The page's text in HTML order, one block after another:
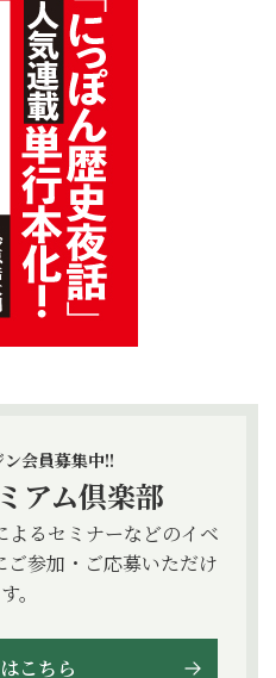
会員募集中!!
アム倶楽部
るセミナーなどのイベ
ご参加・ご応募いただけ
。
こちら